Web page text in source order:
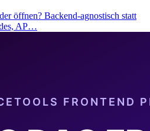
öffnen? Backend-agnostisch statt
AP…